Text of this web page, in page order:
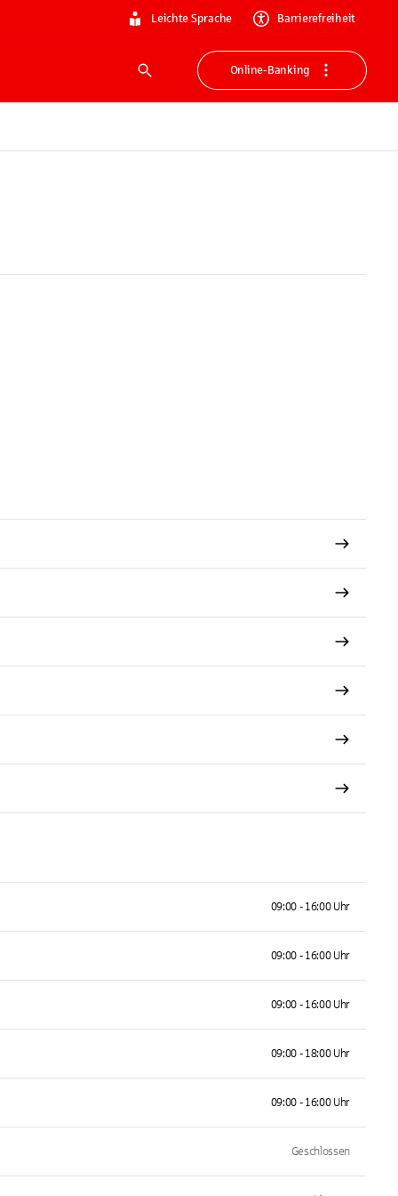
Leichte Sprache Barrierefreiheit
Suche
Online-Banking
09:00 - 16:00 Uhr
09:00 - 16:00 Uhr
09:00 - 16:00 Uhr
09:00 - 18:00 Uhr
09:00 - 16:00 Uhr
Geschlossen